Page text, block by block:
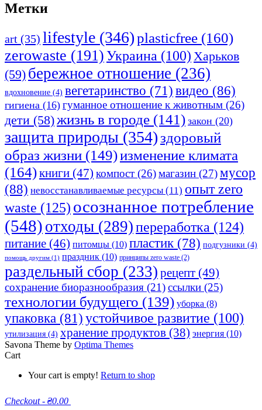
Метки
art (35) lifestyle (346)plasticfree (160)
zerowaste (191)Украина (100) Харьков
(59) бережное отношение (236)
вдохновение (4) вегетаринство (71) видео (86)
гигиена (16) гуманное отношение к животным (26)
дети (58)жизнь в городе (141) закон (20)
защита природы (354)здоровый
образ жизни (149)изменение климата
(164)книги (47) компост (26)магазин (27)мусор
(88) невосстанавливаемые ресурсы (11) опыт zero
waste (125) осознанное потребление
(548) отходы (289)переработка (124)
питание (46) питомцы (10) пластик(78) подгузники (4)
помощь другим (1) праздник (10) принципы zero waste (2)
раздельный сбор (233) рецепт (49)
сохранение биоразнообразия (21)ссылки (25)
технологии будущего (139) уборка (8)
упаковка (81) устойчивое развитие (100)
утилизация (4) хранение продуктов (38) энергия (10)
Savona Theme by Optima Themes
Cart
Your cart is empty! Return to shop
Checkout - ₴0.00